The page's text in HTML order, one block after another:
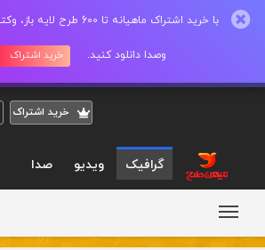
با خرید اشتراک ماهیانه تا
وصدا دانلود کنید. خرید اشتراک
خريد اشتراک
گرافیک ویدیو صدا